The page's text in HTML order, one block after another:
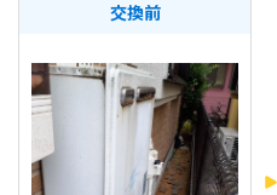
交換前